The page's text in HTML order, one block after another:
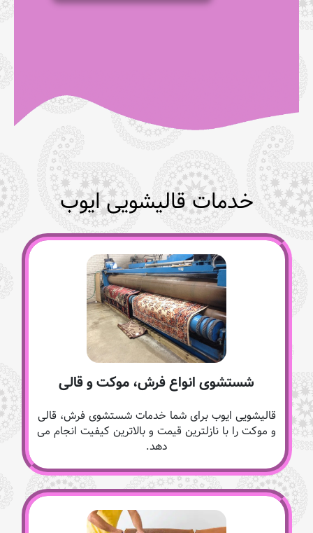
خدمات قالیشویی ایوب
شستشوی انواع فرش، موکت و قالی
قالیشویی ایوب برای شما خدمات شستشوی فرش، قالی
و موکت را با نازلترین قیمت و بالاترین کیفیت انجام می
دهد.